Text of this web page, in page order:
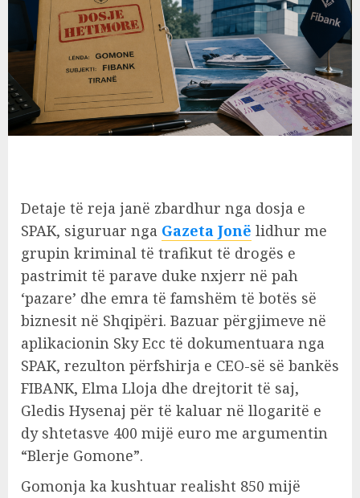
Detaje të reja janë zbardhur nga dosja e
SPAK, siguruar nga Gazeta Jonë lidhur me
grupin kriminal të trafikut të drogës e
pastrimit të parave duke nxjerr në pah
‘pazare’ dhe emra të famshëm të botës së
biznesit në Shqipëri. Bazuar përgjimeve në
aplikacionin Sky Ecc të dokumentuara nga
SPAK, rezulton përfshirja e CEO-së së bankës
FIBANK, Elma Lloja dhe drejtorit të saj,
Gledis Hysenaj për të kaluar në llogaritë e
dy shtetasve 400 mijë euro me argumentin
“Blerje Gomone”.
Gomonja ka kushtuar realisht 850 mijë